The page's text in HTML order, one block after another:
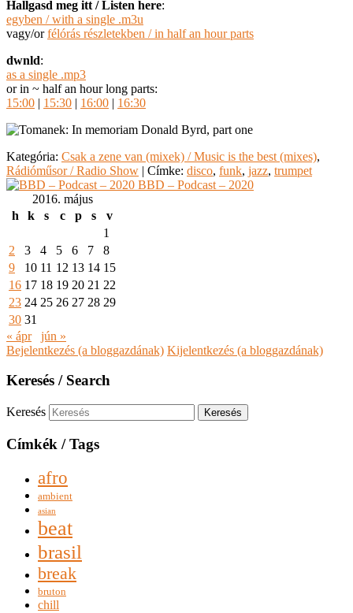
Hallgasd meg itt / Listen here:
egyben / with a single .m3u
vagy/orfélórás részletekben / in half an hour parts
dwnld:
as a single .mp3
or in ~ half an hour long parts:
15:00 | 15:30 | 16:00 | 16:30
Kategória: Csak a zene van (mixek) / Music is the best (mixes),
Rádióműsor / Radio Show | Címke: disco, funk, jazz, trumpet
BBD – Podcast – 2020
2016. május
h
k s c p s
v
1
2
3 4 5 6 7
8
9
10 11 12 13 14 15
16 17 18 19 20 21 22
23 24 25 26 27 28 29
30 31
« ápr
jún »
Bejelentkezés (a bloggazdának) Kijelentkezés (a bloggazdának)
Keresés / Search
Keresés
Címkék / Tags
afro
ambient
asian
beat
brasil
break
bruton
chill